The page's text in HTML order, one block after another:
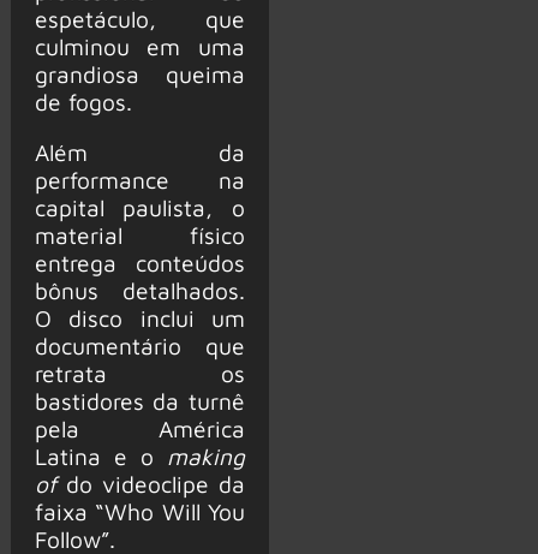
espetáculo, que
culminou em uma
grandiosa queima
de fogos.
Além da
performance na
capital paulista, o
material físico
entrega conteúdos
bônus detalhados.
O disco inclui um
documentário que
retrata os
bastidores da turnê
pela América
Latina e o making
ofdo videoclipe da
faixa “Who Will You
Follow”.